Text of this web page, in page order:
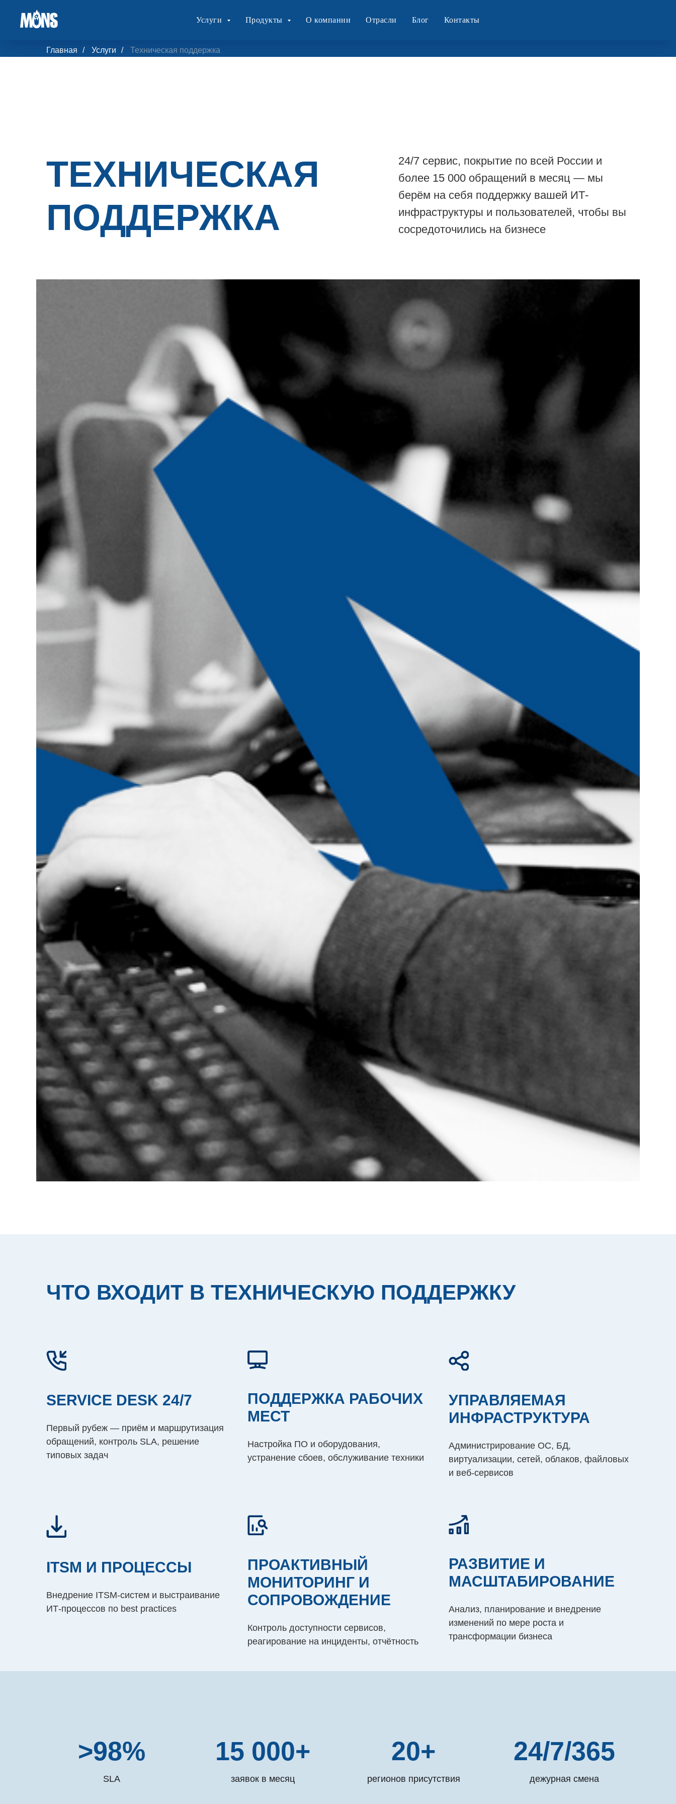
Услуги Продукты О компании Отрасли Блог Контакты
Главная / Услуги / Техническая поддержка
ТЕХНИЧЕСКАЯ
ПОДДЕРЖКА
24/7 сервис, покрытие по всей России и
более 15 000 обращений в месяц — мы
берём на себя поддержку вашей ИТ-
инфраструктуры и пользователей, чтобы вы
сосредоточились на бизнесе
ЧТО ВХОДИТ В ТЕХНИЧЕСКУЮ ПОДДЕРЖКУ
SERVICE DESK 24/7
Первый рубеж — приём и маршрутизация
обращений, контроль SLA, решение
типовых задач
ПОДДЕРЖКА РАБОЧИХ
МЕСТ
Настройка ПО и оборудования,
устранение сбоев, обслуживание техники
УПРАВЛЯЕМАЯ
ИНФРАСТРУКТУРА
Администрирование ОС, БД,
виртуализации, сетей, облаков, файловых
и веб-сервисов
ITSM И ПРОЦЕССЫ
Внедрение ITSM-систем и выстраивание
ИТ-процессов по best practices
ПРОАКТИВНЫЙ
МОНИТОРИНГ И
СОПРОВОЖДЕНИЕ
Контроль доступности сервисов,
реагирование на инциденты, отчётность
РАЗВИТИЕ И
МАСШТАБИРОВАНИЕ
Анализ, планирование и внедрение
изменений по мере роста и
трансформации бизнеса
>98%
SLA
15 000+
заявок в месяц
20+
регионов присутствия
24/7/365
дежурная смена